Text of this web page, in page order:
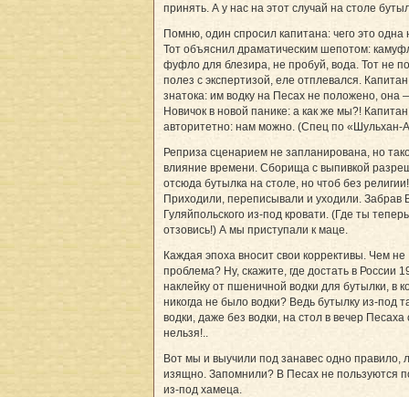
принять. А у нас на этот случай на столе
Помню, один спросил капитана: чего это одна
Тот объяснил драматическим шепотом:
фуфло для блезира, не пробуй, вода. Тот не
полез с экспертизой, еле отплевался.
знатока: им водку на Песах не положено, она
Новичок в новой панике: а как же мы?! Капитан
авторитетно: нам можно. (Спец по «Шульхан-
Реприза сценарием не запланирована, но
влияние времени. Сборища с выпивкой
отсюда бутылка на столе, но чтоб без религии!
Приходили, переписывали и уходили. Забрав
Гуляйпольского из-под кровати. (Где ты
отзовись!) А мы приступали к маце.
Каждая эпоха вносит свои коррективы. Чем не
проблема? Ну, скажите, где достать в России
наклейку от пшеничной водки для бутылки, в
никогда не было водки? Ведь бутылку из-под
водки, даже без водки, на стол в вечер Песаха
нельзя!..
Вот мы и выучили под занавес одно правило,
изящно. Запомнили? В Песах не пользуются
из-под хамеца.